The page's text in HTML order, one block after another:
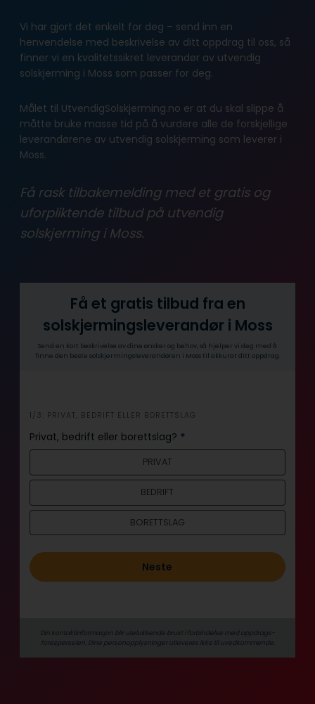
Vi har gjort det enkelt for deg – send inn en
henvendelse med beskrivelse av ditt oppdrag til oss, så
finner vi en kvalitetssikret leverandør av utvendig
solskjerming i Moss som passer for deg.
Målet til UtvendigSolskjerming.no er at du skal slippe å
måtte bruke masse tid på å vurdere alle de forskjellige
leverandørene av utvendig solskjerming som leverer i
Moss.
Få rask tilbakemelding med et gratis og
uforpliktende tilbud på utvendig
solskjerming i Moss.
Få et gratis tilbud fra en
solskjermingsleverandør i Moss
Send en kort beskrivelse av dine ønsker og behov, så hjelper vi deg med å
finne den beste solskjermingsleverandøren i Moss til akkurat ditt oppdrag.
i
n
n
o
d
1/3: PRIVAT, BEDRIFT ELLER BORETTSLAG
Privat, bedrift eller borettslag? *
PRIVAT
BEDRIFT
BORETTSLAG
Neste
Din kontaktinformasjon blir utelukkende brukt i forbindelse med oppdrags­
forespørselen. Dine person­­opplysninger utleveres ikke til uvedkommende.